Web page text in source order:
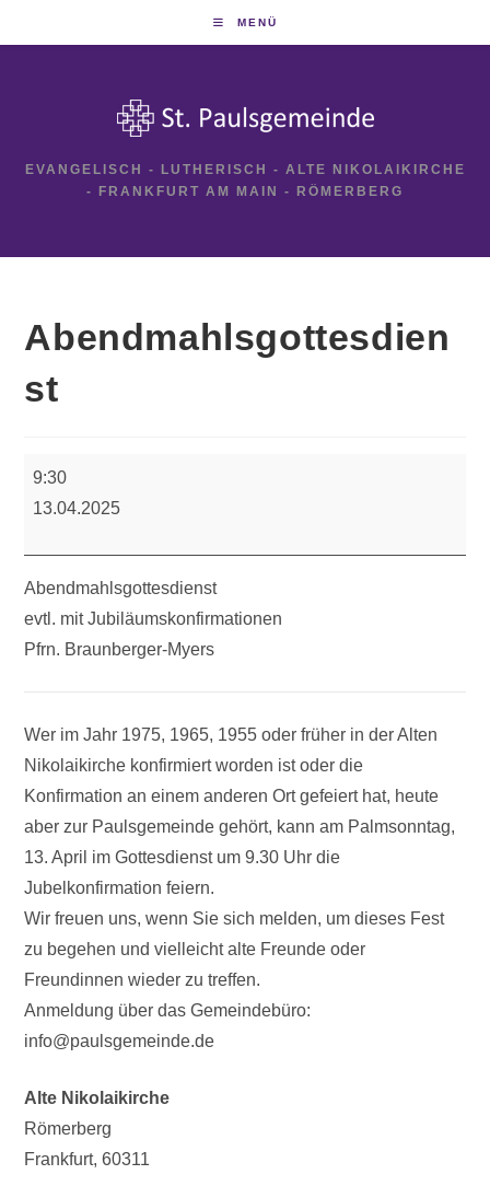
MENÜ
EVANGELISCH - LUTHERISCH - ALTE NIKOLAIKIRCHE
- FRANKFURT AM MAIN - RÖMERBERG
Abendmahlsgottesdien
st
9:30
13.04.2025
Abendmahlsgottesdienst
evtl. mit Jubiläumskonfirmationen
Pfrn. Braunberger-Myers
Wer im Jahr 1975, 1965, 1955 oder früher in der Alten
Nikolaikirche konfirmiert worden ist oder die
Konfirmation an einem anderen Ort gefeiert hat, heute
aber zur Paulsgemeinde gehört, kann am Palmsonntag,
13. April im Gottesdienst um 9.30 Uhr die
Jubelkonfirmation feiern.
Wir freuen uns, wenn Sie sich melden, um dieses Fest
zu begehen und vielleicht alte Freunde oder
Freundinnen wieder zu treffen.
Anmeldung über das Gemeindebüro:
info@paulsgemeinde.de
Alte Nikolaikirche
Römerberg
Frankfurt,60311